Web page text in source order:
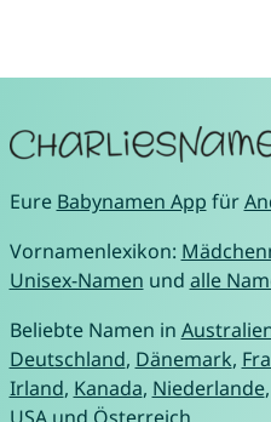
Eure Babynamen App für
Vornamenlexikon:
Unisex-Namen und alle
Beliebte Namen in
Deutschland, Dänemark,
Irland, Kanada, Niederlande,